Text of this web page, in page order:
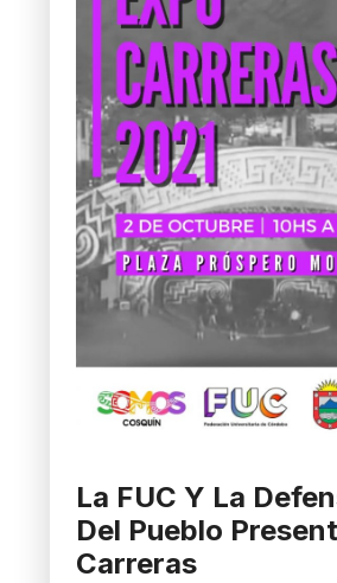
La FUC Y La
Del Pueblo
Carreras